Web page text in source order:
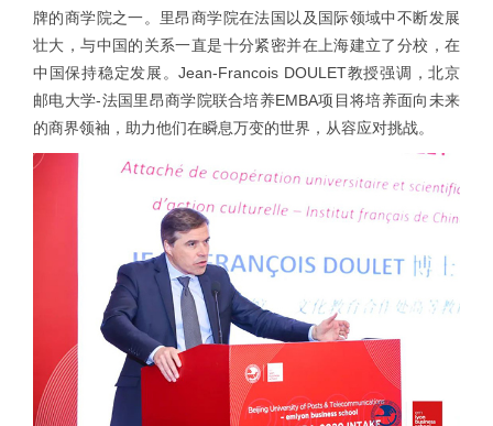
牌的商学院之一。里昂商学院在法国以及国际领域中不断发展
壮大，与中国的关系一直是十分紧密并在上海建立了分校，在
中国保持稳定发展。Jean-Francois DOULET教授强调，北京
邮电大学-法国里昂商学院联合培养EMBA项目将培养面向未来
的商界领袖，助力他们在瞬息万变的世界，从容应对挑战。